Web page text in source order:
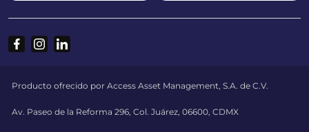
Producto ofrecido por Access Asset Management, S.A. de C.V.
Av. Paseo de la Reforma 296, Col. Juárez, 06600, CDMX